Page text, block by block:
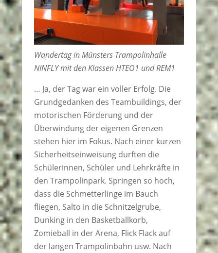
Wandertag in Münsters Trampolinhalle
NINFLY mit den Klassen HTEO1 und REM1
… Ja, der Tag war ein voller Erfolg. Die
Grundgedanken des Teambuildings, der
motorischen Förderung und der
Überwindung der eigenen Grenzen
stehen hier im Fokus. Nach einer kurzen
Sicherheitseinweisung durften die
Schülerinnen, Schüler und Lehrkräfte in
den Trampolinpark. Springen so hoch,
dass die Schmetterlinge im Bauch
fliegen, Salto in die Schnitzelgrube,
Dunking in den Basketballkorb,
Zomieball in der Arena, Flick Flack auf
der langen Trampolinbahn usw. Nach